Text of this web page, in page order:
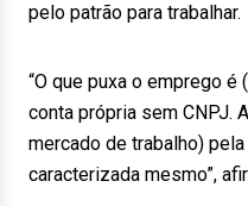
pelo patrão para trabalhar.
“O que puxa o emprego
conta própria sem CNPJ.
mercado de trabalho)
caracterizada mesmo”,